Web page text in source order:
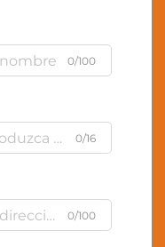
0/100
0/16
0/100